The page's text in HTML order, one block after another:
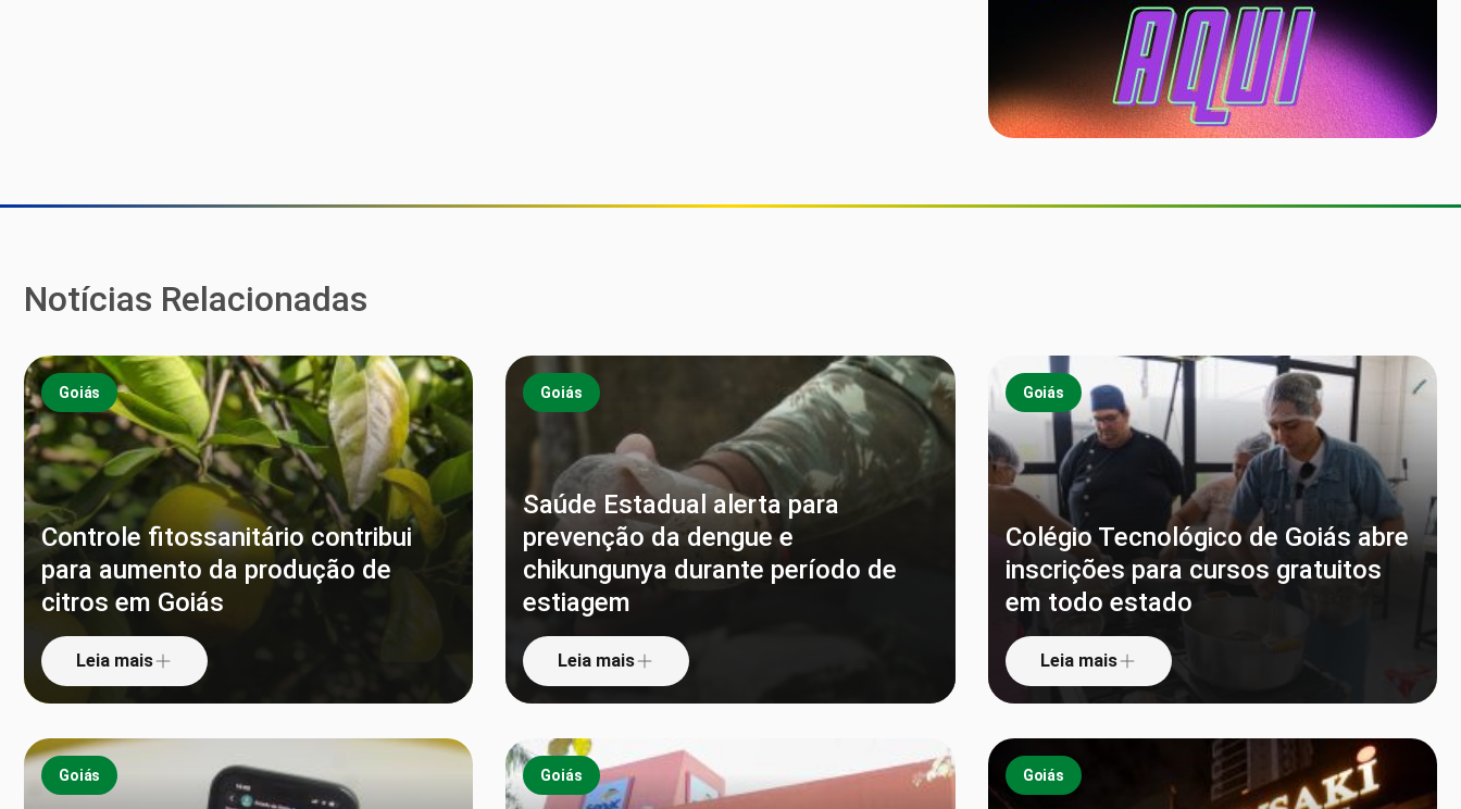
Notícias Relacionadas
Goiás
Controle fitossanitário contribui
para aumento da produção de
citros em Goiás
Leia mais
Goiás
Saúde Estadual alerta para
prevenção da dengue e
chikungunya durante período de
estiagem
Leia mais
Goiás
Colégio Tecnológico de Goiás abre
inscrições para cursos gratuitos
em todo estado
Leia mais
Goiás Goiás Goiás